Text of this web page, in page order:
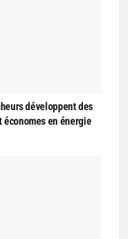
développent des
en énergie